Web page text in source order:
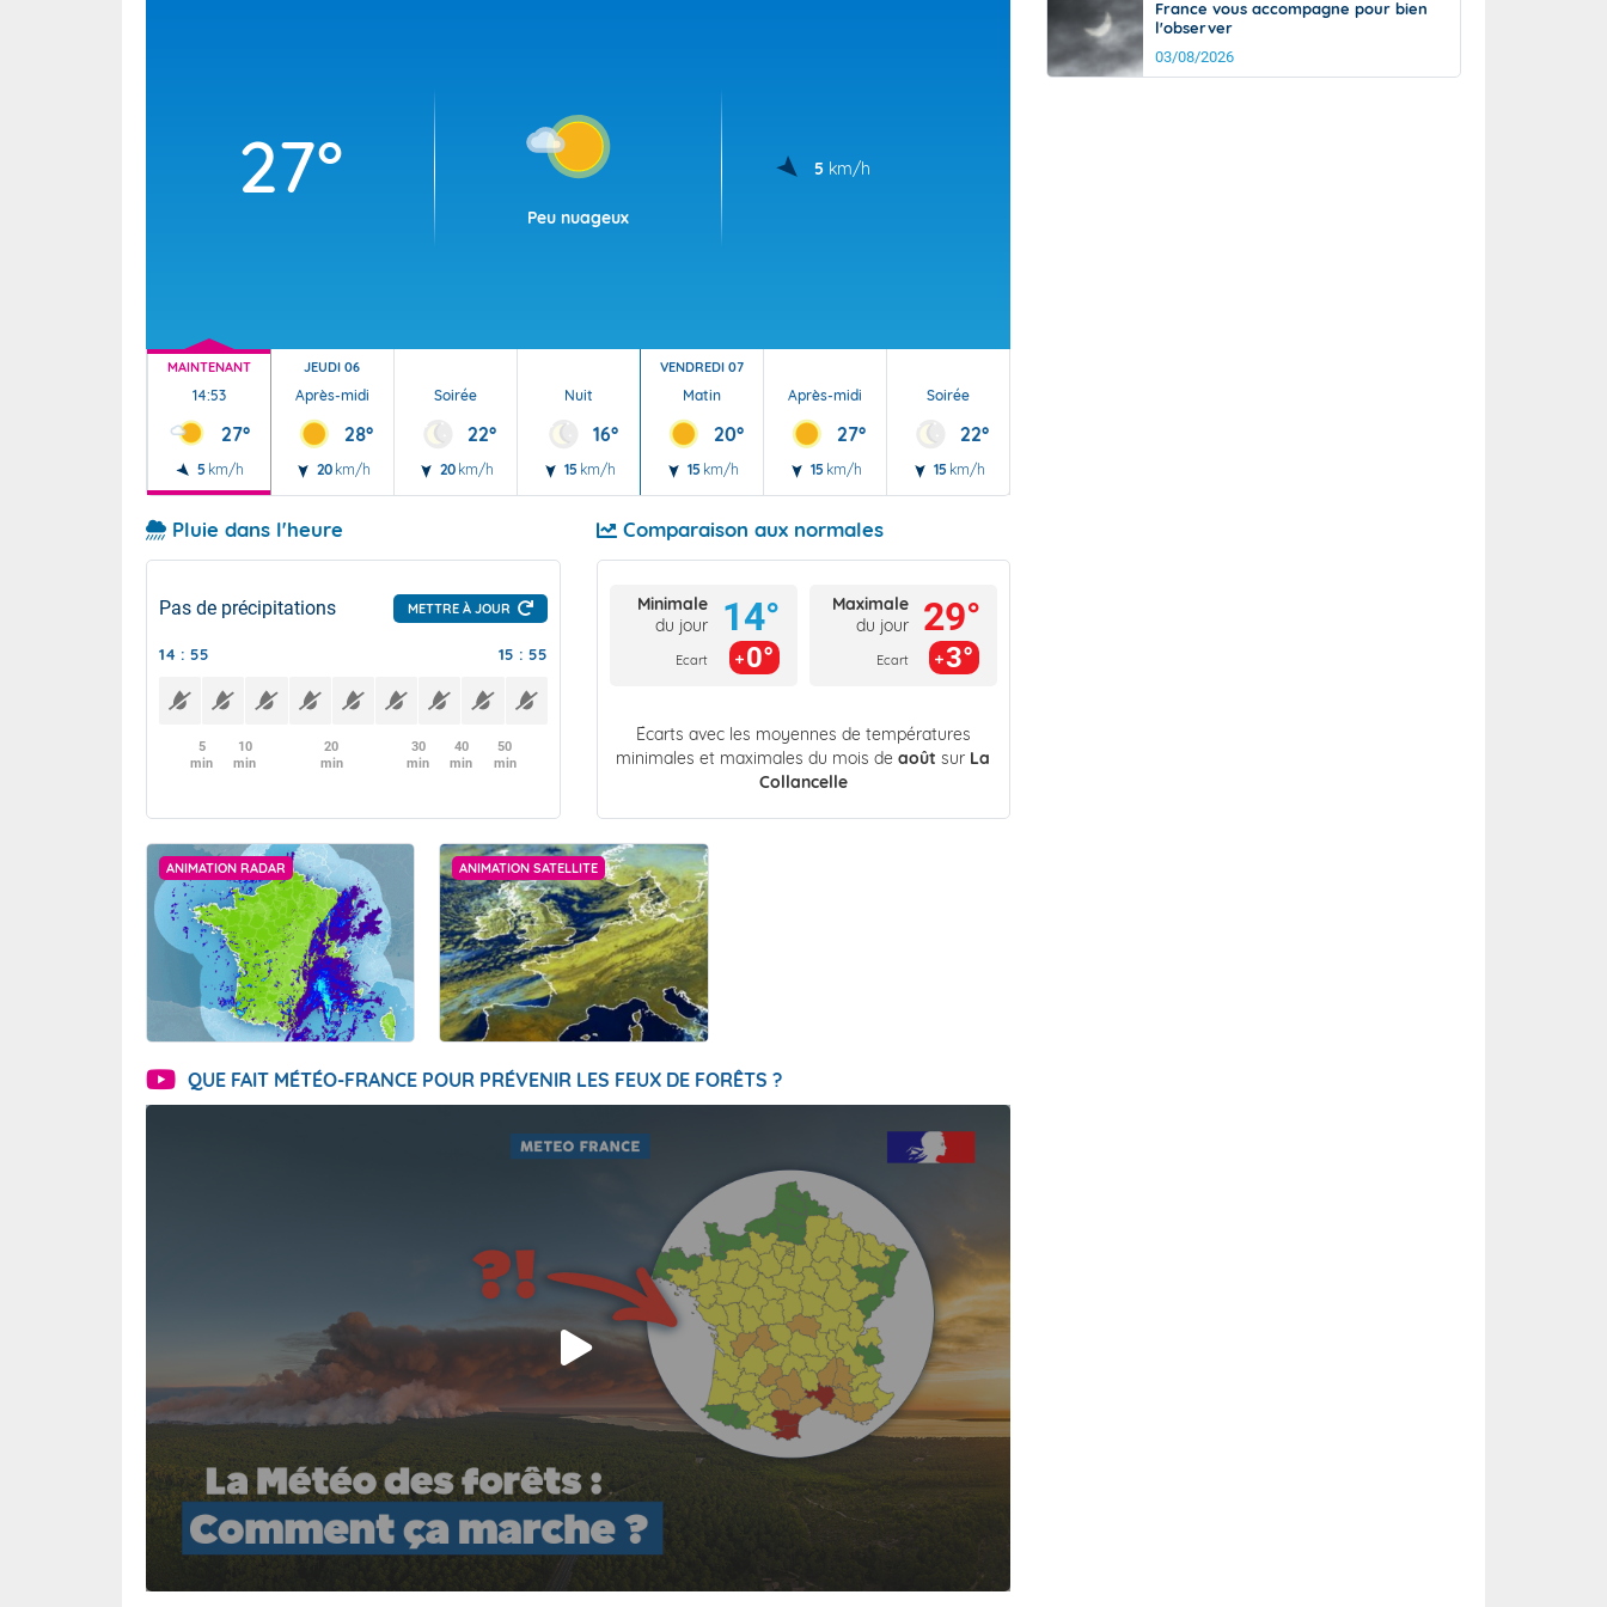
27°
Peu nuageux
5 km/h
MAINTENANT
14:53
27°
5 km/h
JEUDI 06
Après-midi
28°
20 km/h
Soirée
22°
20 km/h
Nuit
16°
15 km/h
VENDREDI 07
Matin
20°
15 km/h
Après-midi
27°
15 km/h
Soirée
22°
15 km/h
Pluie dans l'heure
Pas de précipitations METTRE À JOUR
14 : 55 15 : 55
5
min
10
min
20
min
30
min
40
min
50
min
Comparaison aux normales
Minimale
du jour
Ecart
14°
0°
Maximale
du jour
Ecart
29°
3°
Écarts avec les moyennes de températures
minimales et maximales du mois deaoût sur La
Collancelle
ANIMATION RADAR ANIMATION SATELLITE
QUE FAIT MÉTÉO-FRANCE POUR PRÉVENIR LES FEUX DE FORÊTS ?
France vous accompagne pour bien
l'observer
03/08/2026